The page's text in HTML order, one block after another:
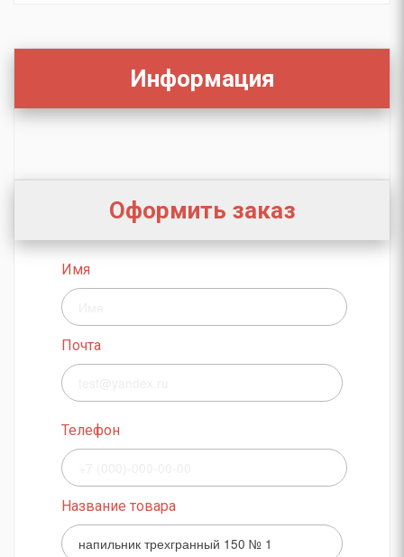
Информация
Оформить заказ
Имя
Почта
Телефон
Название товара